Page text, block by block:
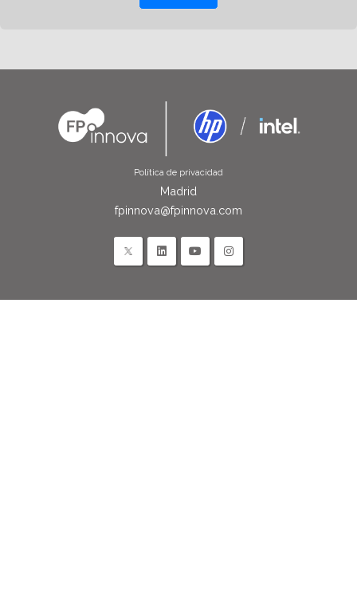
Política de privacidad
Madrid
fpinnova@fpinnova.com